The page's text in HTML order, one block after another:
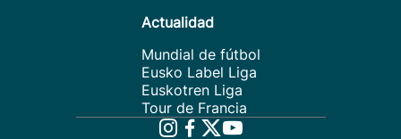
Actualidad
Mundial de fútbol
Eusko Label Liga
Euskotren Liga
Tour de Francia